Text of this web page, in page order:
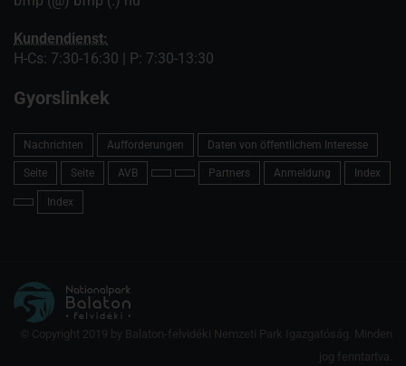
Kundendienst:
H-Cs: 7:30-16:30 | P: 7:30-13:30
Gyorslinkek
Nachrichten Aufforderungen Daten von öffentlichem Interesse
Seite Seite AVB Partners Anmeldung Index
Index
© Copyright 2019 by Balaton-felvidéki Nemzeti Park Igazgatóság. Minden
jog fenntartva.